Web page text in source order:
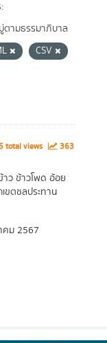
ตามธรรมาภิบาล
CSV
total views
363
ว ข้าวโพด อ้อย
ขตชลประทาน
คม 2567